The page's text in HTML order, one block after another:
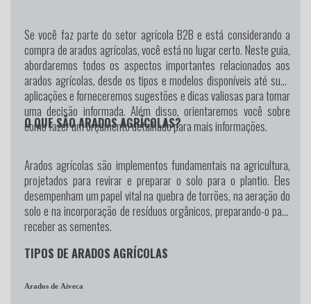
Se você faz parte do setor agrícola B2B e está considerando a
compra de arados agrícolas, você está no lugar certo. Neste guia,
abordaremos todos os aspectos importantes relacionados aos
arados agrícolas, desde os tipos e modelos disponíveis até suas
aplicações e forneceremos sugestões e dicas valiosas para tomar
uma decisão informada. Além disso, orientaremos você sobre
como fazer um orçamento detalhado para mais informações.
O QUE SÃO ARADOS AGRÍCOLAS?
Arados agrícolas são implementos fundamentais na agricultura,
projetados para revirar e preparar o solo para o plantio. Eles
desempenham um papel vital na quebra de torrões, na aeração do
solo e na incorporação de resíduos orgânicos, preparando-o para
receber as sementes.
TIPOS DE ARADOS AGRÍCOLAS
Arados de Aiveca